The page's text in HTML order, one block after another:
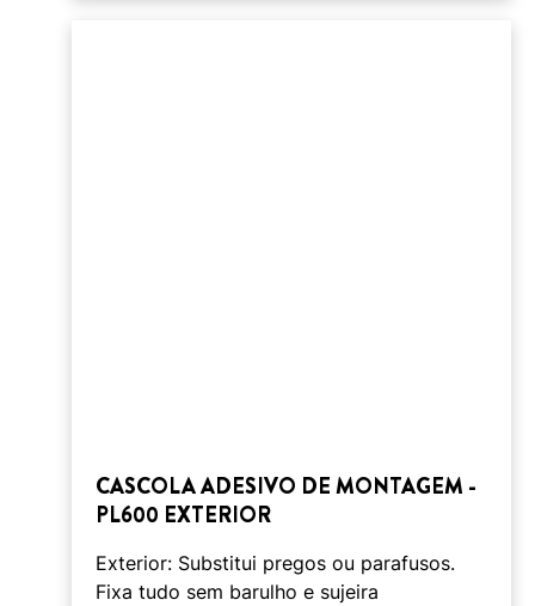
CASCOLA ADESIVO DE MONTAGEM -
PL600 EXTERIOR
Exterior: Substitui pregos ou parafusos.
Fixa tudo sem barulho e sujeira